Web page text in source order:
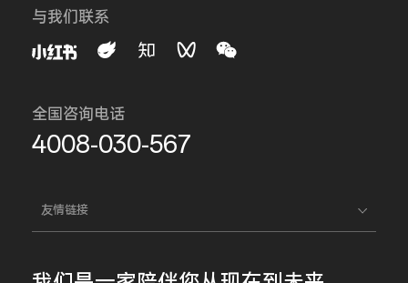
与我们联系
全国咨询电话
4008-030-567
友情链接